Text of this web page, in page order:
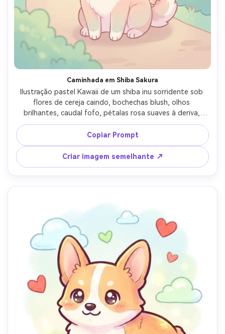
Caminhada em Shiba Sakura
Ilustração pastel Kawaii de um shiba inu sorridente sob
flores de cereja caindo, bochechas blush, olhos
brilhantes, caudal fofo, pétalas rosa suaves à deriva,
contorno limpo e sombreamento suave, caminho simples
do parque com detalhes mínimos, humor sonhador da
primavera, design de personagem inspirado em anime
fofo polido, lente de 85mm, profundidade de campo rasa,
iluminação cinematográfica suave-AR 4:5
Copiar Prompt
Criar imagem semelhante ↗